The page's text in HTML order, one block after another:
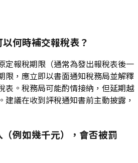
何時補交報稅表？
定報稅期限（通常為發出報稅表後一
限，應立即以書面通知稅務局並解釋
表。稅務局可能酌情接納，但延期越
建議在收到評稅通知書前主動披露，
例如幾千元），會否被罰